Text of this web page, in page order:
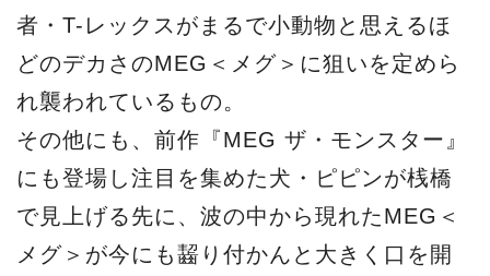
者・T-レックスがまるで小動物と思えるほ
どのデカさのMEG＜メグ＞に狙いを定めら
れ襲われているもの。
その他にも、前作『MEG ザ・モンスター』
にも登場し注目を集めた犬・ピピンが桟橋
で見上げる先に、波の中から現れたMEG＜
メグ＞が今にも齧り付かんと大きく口を開